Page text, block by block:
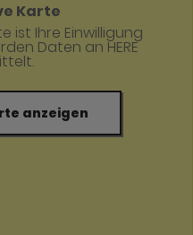
Karte
ist Ihre Einwilligung
Daten an HERE
anzeigen